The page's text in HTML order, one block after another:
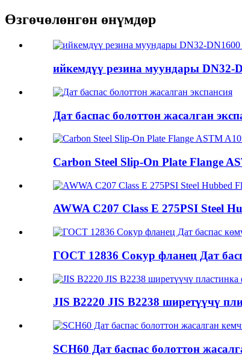
Өзгөчөлөнгөн өнүмдөр
ийкемдүү резина муундары DN32-
Дат баспас болоттон жасалган
Carbon Steel Slip-On Plate Flange
AWWA C207 Class E 275PSI Steel
ГОСТ 12836 Сокур фланец Дат
JIS B2220 JIS B2238 ширетүүчү
SCH60 Дат баспас болоттон